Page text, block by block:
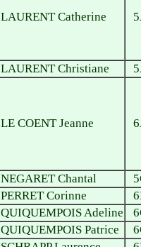
LAURENT Catherine
LAURENT Christiane
LE COENT Jeanne
NEGARET Chantal
PERRET Corinne
QUIQUEMPOIS Adeline
QUIQUEMPOIS Patrice